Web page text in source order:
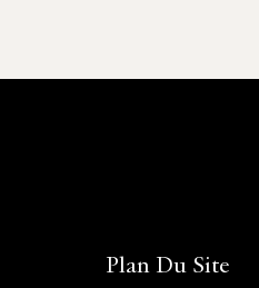
Plan Du Site